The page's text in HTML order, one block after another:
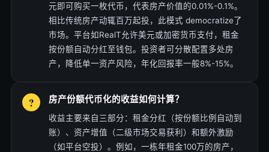
元即可购买一枚代币，代表房产价值的0.01%-0.1%。
相比传统房产动辄百万起投，此模式 democratize了
市场。平台如RealT允许美元或加密货币支付，租金
按份额自动分红至钱包。投资者可分散配置多处房
产，降低单一资产风险，年化回报率一般8%-15%。
房产份额代币化的收益如何计算？
收益主要来自三部分：租金分红（按份额比例自动到
账）、资产增值（二级市场交易获利）和额外激励
（如平台空投）。例如，一栋年租金100万的房产，